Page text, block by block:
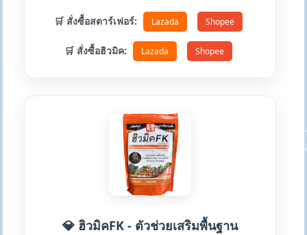
🛒 สั่งซื้อสตาร์เฟอร์: Lazada Shopee
🛒 สั่งซื้อฮิวมิค: Lazada Shopee
💎 ฮิวมิคFK - ตัวช่วยเสริมพื้นฐาน